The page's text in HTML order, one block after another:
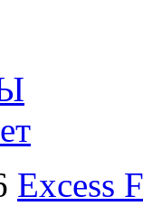
Excess